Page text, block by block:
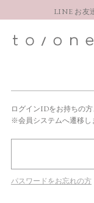
LINE お友
【重要】お盆期
LINE お友
ログインIDをお持ちの
※会員システムへ遷移し
パスワードをお忘れの方